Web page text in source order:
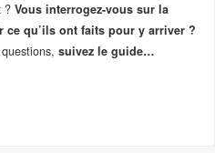
? Vous interrogez-vous sur la
ce qu’ils ont faits pour y arriver ?
suivez le guide…